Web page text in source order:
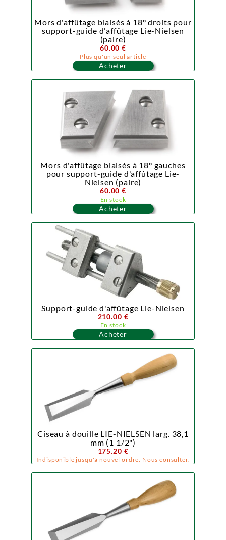
Mors d'affûtage biaisés à 18° droits pour
support-guide d'affûtage Lie-Nielsen
(paire)
60.00 €
Plus qu'un seul article
Acheter
Mors d'affûtage biaisés à 18° gauches
pour support-guide d'affûtage Lie-
Nielsen (paire)
60.00 €
En stock
Acheter
Support-guide d'affûtage Lie-Nielsen
210.00 €
En stock
Acheter
Ciseau à douille LIE-NIELSEN larg. 38,1
mm (1 1/2")
175.20 €
Indisponible jusqu'à nouvel ordre. Nous consulter.